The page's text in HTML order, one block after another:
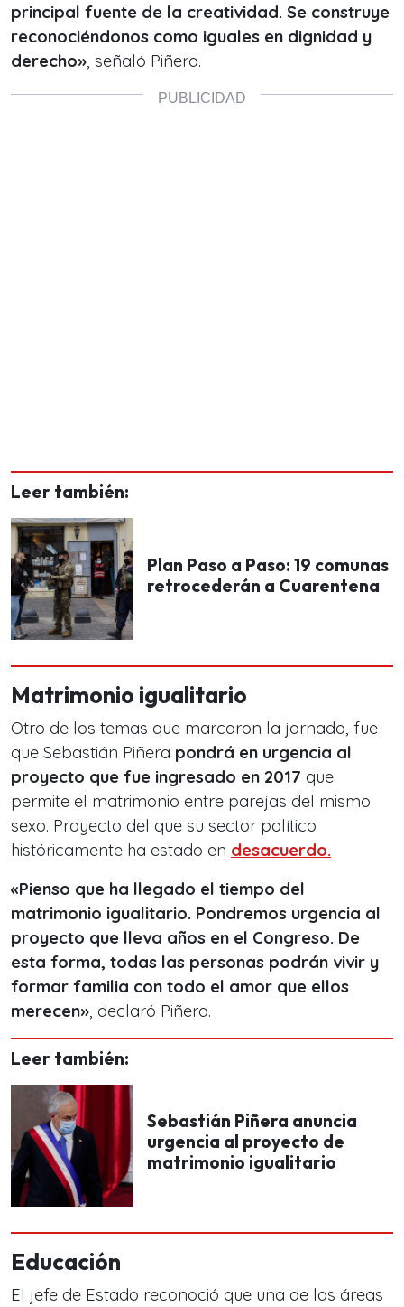
principal fuente de la creatividad. Se construye
reconociéndonos como iguales en dignidad y
derecho», señaló Piñera.
Leer también:
Plan Paso a Paso: 19 comunas
retrocederán a Cuarentena
Matrimonio igualitario
Otro de los temas que marcaron la jornada, fue
que Sebastián Piñera pondrá en urgencia al
proyecto que fue ingresado en 2017 que
permite el matrimonio entre parejas del mismo
sexo. Proyecto del que su sector político
históricamente ha estado en desacuerdo.
«Pienso que ha llegado el tiempo del
matrimonio igualitario. Pondremos urgencia al
proyecto que lleva años en el Congreso. De
esta forma, todas las personas podrán vivir y
formar familia con todo el amor que ellos
merecen», declaró Piñera.
Leer también:
Sebastián Piñera anuncia
urgencia al proyecto de
matrimonio igualitario
Educación
El jefe de Estado reconoció que una de las áreas